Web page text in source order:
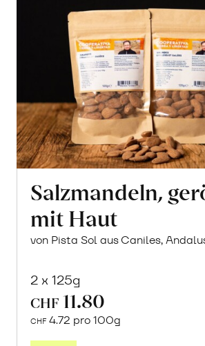
Salzmandeln,
mit Haut
von Pista Sol aus Caniles,
2 x 125g
CHF 11.80
CHF 4.72 pro 100g